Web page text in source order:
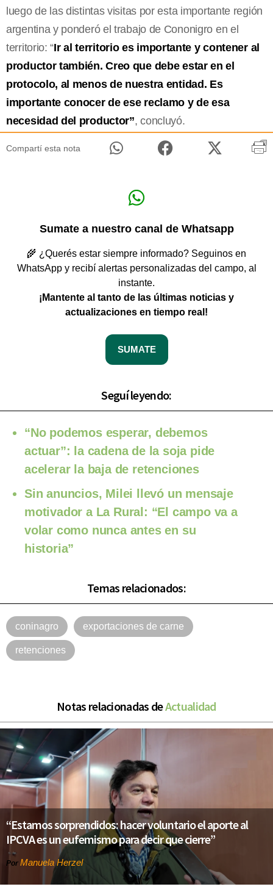
luego de las distintas visitas por esta importante región
argentina y ponderó el trabajo de Cononigro en el
territorio: “Ir al territorio es importante y contener al
productor también. Creo que debe estar en el
protocolo, al menos de nuestra entidad. Es
importante conocer de ese reclamo y de esa
necesidad del productor”, concluyó.
Compartí esta nota
Sumate a nuestro canal de Whatsapp
🌾 ¿Querés estar siempre informado? Seguinos en
WhatsApp y recibí alertas personalizadas del campo, al
instante.
¡Mantente al tanto de las últimas noticias y
actualizaciones en tiempo real!
SUMATE
Seguí leyendo:
“No podemos esperar, debemos
actuar”: la cadena de la soja pide
acelerar la baja de retenciones
Sin anuncios, Milei llevó un mensaje
motivador a La Rural: “El campo va a
volar como nunca antes en su
historia”
Temas relacionados:
coninagro exportaciones de carne
retenciones
Notas relacionadas deActualidad
“Estamos sorprendidos: hacer voluntario el aporte al
IPCVA es un eufemismo para decir que cierre”
Por Manuela Herzel